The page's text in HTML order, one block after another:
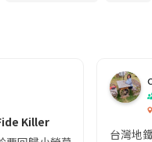
Killer
台灣地